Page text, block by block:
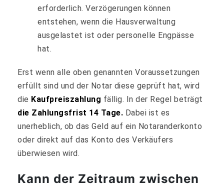
erforderlich. Verzögerungen können
entstehen, wenn die Hausverwaltung
ausgelastet ist oder personelle Engpässe
hat.
Erst wenn alle oben genannten Voraussetzungen
erfüllt sind und der Notar diese geprüft hat, wird
die Kaufpreiszahlung fällig. In der Regel beträgt
die Zahlungsfrist 14 Tage. Dabei ist es
unerheblich, ob das Geld auf ein Notaranderkonto
oder direkt auf das Konto des Verkäufers
überwiesen wird.
Kann der Zeitraum zwischen